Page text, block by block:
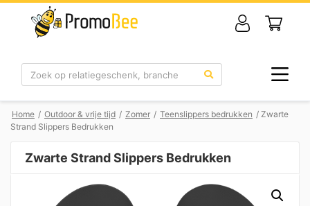
Zoek
Home / Outdoor & vrije tijd / Zomer / Teenslippers bedrukken / Zwarte
Strand Slippers Bedrukken
Zwarte Strand Slippers Bedrukken